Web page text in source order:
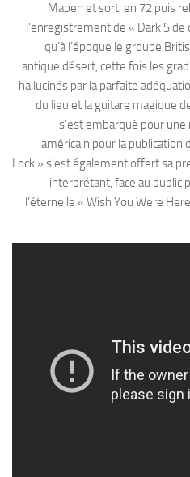
Maben et sorti en 72 puis
l’enregistrement de « Dark
qu’à l’époque le groupe
antique désert, cette fois les
hallucinés par la parfaite
du lieu et la guitare magique
s’est embarqué pour
américain pour la publication
Lock » s’est également offert sa
interprétant, face au public
l’éternelle « Wish You Were